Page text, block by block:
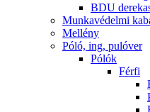
BDU
Munkavédelmi
Mellény
Póló, ing, pulóver
Pólók
Férfi